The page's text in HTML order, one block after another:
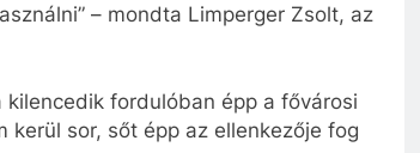
– mondta Limperger Zsolt, az
fordulóban épp a fővárosi
sor, sőt épp az ellenkezője fog